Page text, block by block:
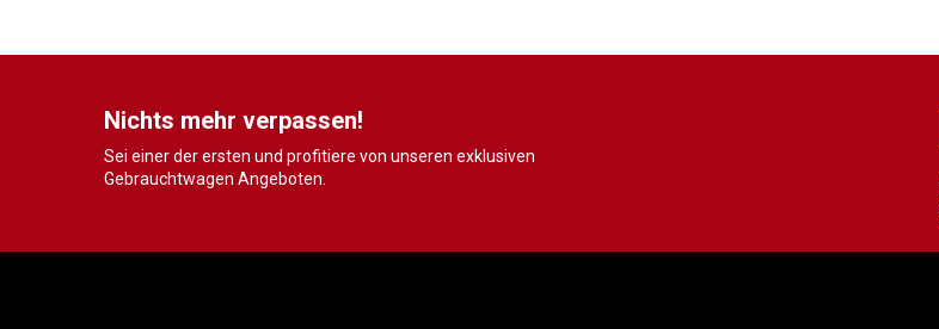
Nichts mehr verpassen!
Sei einer der ersten und profitiere von unseren exklusiven
Gebrauchtwagen Angeboten.